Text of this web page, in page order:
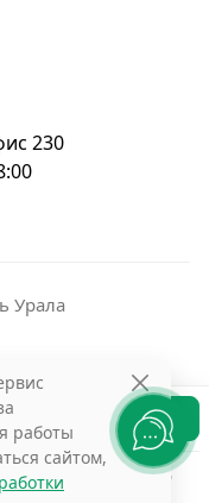
230
Урала
работы
сайтом,